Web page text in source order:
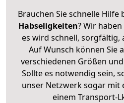
Brauchen Sie schnelle Hilfe
Habseligkeiten? Wir
es wird schnell, sorgfältig,
Auf Wunsch können Sie
verschiedenen Größen
Sollte es notwendig sein,
unser Netzwerk sogar
einem Transport-